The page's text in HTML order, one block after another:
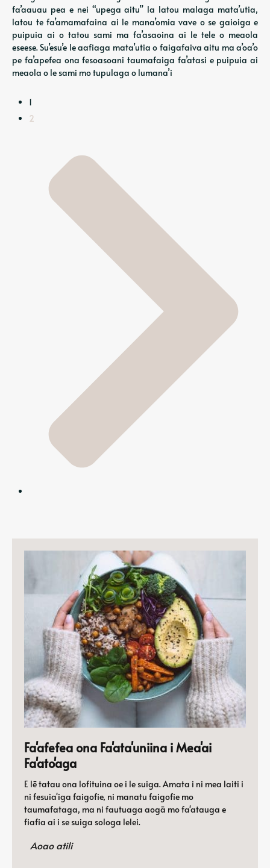
fa’aauau pea e nei “upega aitu” la latou malaga mata’utia,
latou te fa’amamafaina ai le mana’omia vave o se gaioiga e
puipuia ai o tatou sami ma fa’asaoina ai le tele o meaola
eseese. Su’esu’e le aafiaga mata’utia o faigafaiva aitu ma a’oa’o
pe fa’apefea ona fesoasoani taumafaiga fa’atasi e puipuia ai
meaola o le sami mo tupulaga o lumana’i
1
2
Fa'afefea ona Fa'ata'uniina i Mea'ai
Fa'ato'aga
E lē tatau ona lofituina oe i le suiga. Amata i ni mea laiti i
ni fesuia'iga faigofie, ni manatu faigofie mo
taumafataga, ma ni fautuaga aogā mo fa'atauga e
fiafia ai i se suiga sologa lelei.
Aoao atili